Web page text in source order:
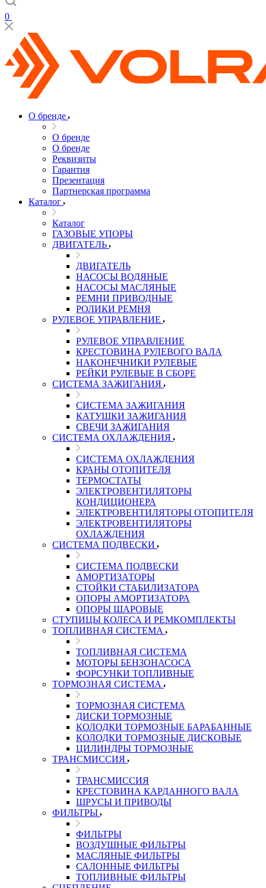
0
О бренде
О бренде
О бренде
Реквизиты
Гарантия
Презентация
Партнерская программа
Каталог
Каталог
ГАЗОВЫЕ УПОРЫ
ДВИГАТЕЛЬ
ДВИГАТЕЛЬ
НАСОСЫ ВОДЯНЫЕ
НАСОСЫ МАСЛЯНЫЕ
РЕМНИ ПРИВОДНЫЕ
РОЛИКИ РЕМНЯ
РУЛЕВОЕ УПРАВЛЕНИЕ
РУЛЕВОЕ УПРАВЛЕНИЕ
КРЕСТОВИНА РУЛЕВОГО ВАЛА
НАКОНЕЧНИКИ РУЛЕВЫЕ
РЕЙКИ РУЛЕВЫЕ В СБОРЕ
СИСТЕМА ЗАЖИГАНИЯ
СИСТЕМА ЗАЖИГАНИЯ
КАТУШКИ ЗАЖИГАНИЯ
СВЕЧИ ЗАЖИГАНИЯ
СИСТЕМА ОХЛАЖДЕНИЯ
СИСТЕМА ОХЛАЖДЕНИЯ
КРАНЫ ОТОПИТЕЛЯ
ТЕРМОСТАТЫ
ЭЛЕКТРОВЕНТИЛЯТОРЫ
КОНДИЦИОНЕРА
ЭЛЕКТРОВЕНТИЛЯТОРЫ ОТОПИТЕЛЯ
ЭЛЕКТРОВЕНТИЛЯТОРЫ
ОХЛАЖДЕНИЯ
СИСТЕМА ПОДВЕСКИ
СИСТЕМА ПОДВЕСКИ
АМОРТИЗАТОРЫ
СТОЙКИ СТАБИЛИЗАТОРА
ОПОРЫ АМОРТИЗАТОРА
ОПОРЫ ШАРОВЫЕ
СТУПИЦЫ КОЛЕСА И РЕМКОМПЛЕКТЫ
ТОПЛИВНАЯ СИСТЕМА
ТОПЛИВНАЯ СИСТЕМА
МОТОРЫ БЕНЗОНАСОСА
ФОРСУНКИ ТОПЛИВНЫЕ
ТОРМОЗНАЯ СИСТЕМА
ТОРМОЗНАЯ СИСТЕМА
ДИСКИ ТОРМОЗНЫЕ
КОЛОДКИ ТОРМОЗНЫЕ БАРАБАННЫЕ
КОЛОДКИ ТОРМОЗНЫЕ ДИСКОВЫЕ
ЦИЛИНДРЫ ТОРМОЗНЫЕ
ТРАНСМИССИЯ
ТРАНСМИССИЯ
КРЕСТОВИНА КАРДАННОГО ВАЛА
ШРУСЫ И ПРИВОДЫ
ФИЛЬТРЫ
ФИЛЬТРЫ
ВОЗДУШНЫЕ ФИЛЬТРЫ
МАСЛЯНЫЕ ФИЛЬТРЫ
САЛОННЫЕ ФИЛЬТРЫ
ТОПЛИВНЫЕ ФИЛЬТРЫ